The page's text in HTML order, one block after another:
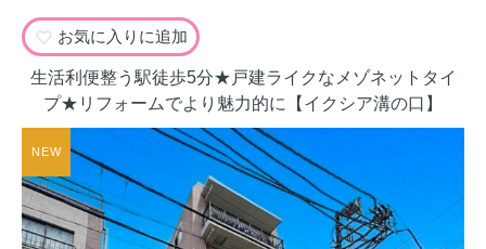
お気に入りに追加
生活利便整う駅徒歩5分★戸建ライクなメゾネットタイ
プ★リフォームでより魅力的に【イクシア溝の口】